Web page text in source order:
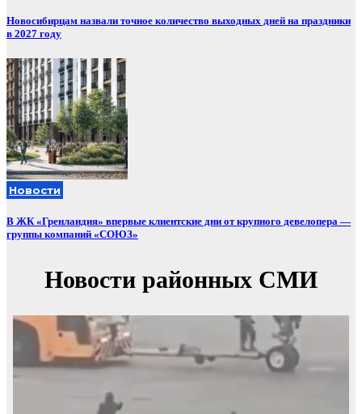
Новосибирцам назвали точное количество выходных дней на праздники
в 2027 году
Новости
В ЖК «Гренландия» впервые клиентские дни от крупного девелопера —
группы компаний «СОЮЗ»